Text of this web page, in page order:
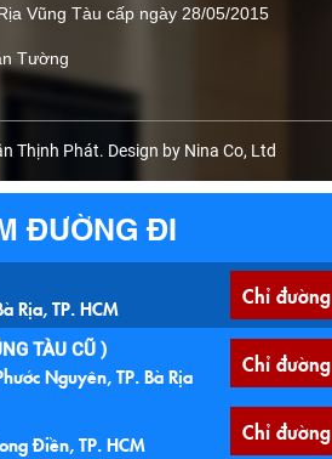
Vũng Tàu cấp ngày 28/05/2015
Tường
Thịnh Phát. Design by Nina Co, Ltd
ĐƯỜNG ĐI
Rịa, TP. HCM Chỉ đường
TÀU CŨ )
Nguyên, TP. Bà Rịa Chỉ đường
Điền, TP. HCM Chỉ đường